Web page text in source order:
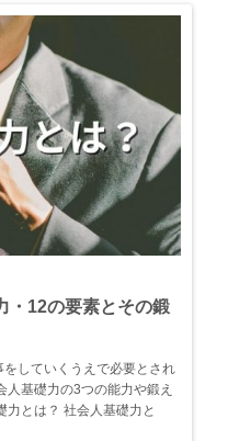
・12の要素とその鍛
していくうえで必要とされ
基礎力の3つの能力や鍛え
とは？ 社会人基礎力と